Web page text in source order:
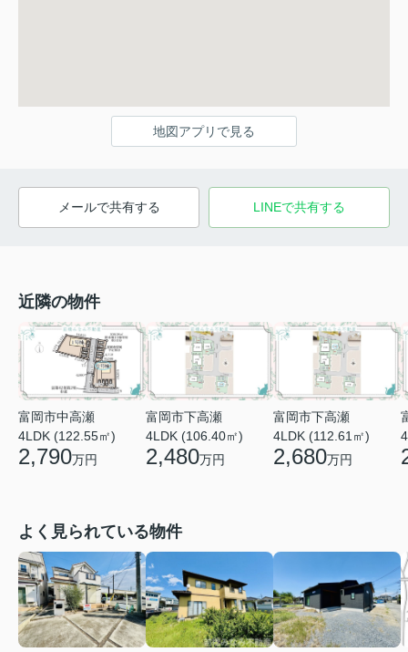
地図アプリで見る
メールで共有する LINEで共有する
近隣の物件
富岡市中高瀬
4LDK (122.55㎡)
2,790万円
富岡市下高瀬
4LDK (106.40㎡)
2,480万円
富岡市下高瀬
4LDK (112.61㎡)
2,680万円
よく見られている物件